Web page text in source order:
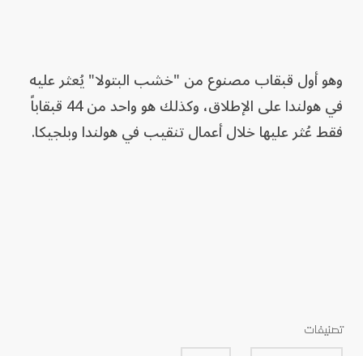
وهو أول قبقاب مصنوع من "خشب البتولا" يُعثر عليه
في هولندا على الإطلاق، وكذلك هو واحد من 44 قبقاباً
فقط عُثر عليها خلال أعمال تنقيب في هولندا وبلجيكا.
تصنيفات